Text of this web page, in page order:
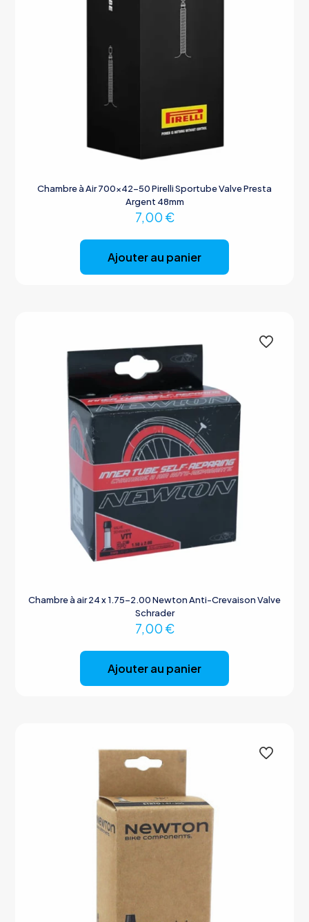
Chambre à Air 700×42-50 Pirelli Sportube Valve Presta
Argent 48mm
7,00 €
Ajouter au panier
Chambre à air 24 x 1.75-2.00 Newton Anti-Crevaison Valve
Schrader
7,00 €
Ajouter au panier